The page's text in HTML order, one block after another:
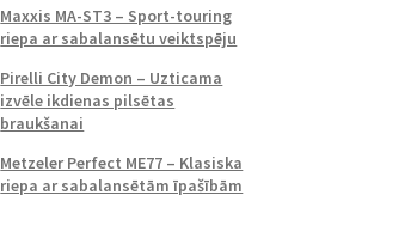
Maxxis MA-ST3 – Sport-touring
riepa ar sabalansētu veiktspēju
Pirelli City Demon – Uzticama
izvēle ikdienas pilsētas
braukšanai
Metzeler Perfect ME77 – Klasiska
riepa ar sabalansētām īpašībām